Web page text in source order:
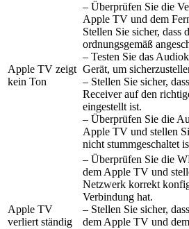
Apple TV zeigt
kein Ton
– Überprüfen Sie die
Apple TV und dem
Stellen Sie sicher, dass
ordnungsgemäß
– Testen Sie das
Gerät, um
– Stellen Sie sicher,
Receiver auf den
eingestellt ist.
– Überprüfen Sie die
Apple TV und stellen
nicht stummgeschaltet
Apple TV
verliert ständig
– Überprüfen Sie die
dem Apple TV und
Netzwerk korrekt
Verbindung hat.
– Stellen Sie sicher,
dem Apple TV und